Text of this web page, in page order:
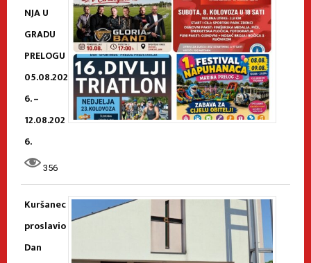
NJA U
GRADU
PRELOGU
05.08.202
6. –
12.08.202
6.
356
Kuršanec
proslavio
Dan